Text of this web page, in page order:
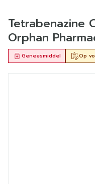
Tetrabenazine
Orphan
Op
Geneesmiddel